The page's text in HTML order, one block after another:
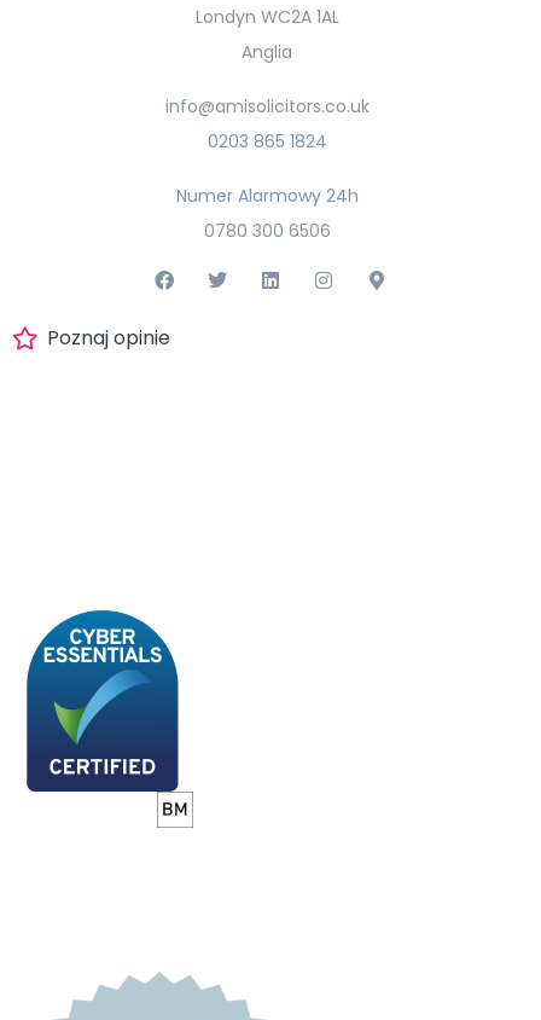
Londyn WC2A 1AL
Anglia
info@amisolicitors.co.uk
0203 865 1824
Numer Alarmowy 24h
0780 300 6506
Poznaj opinie